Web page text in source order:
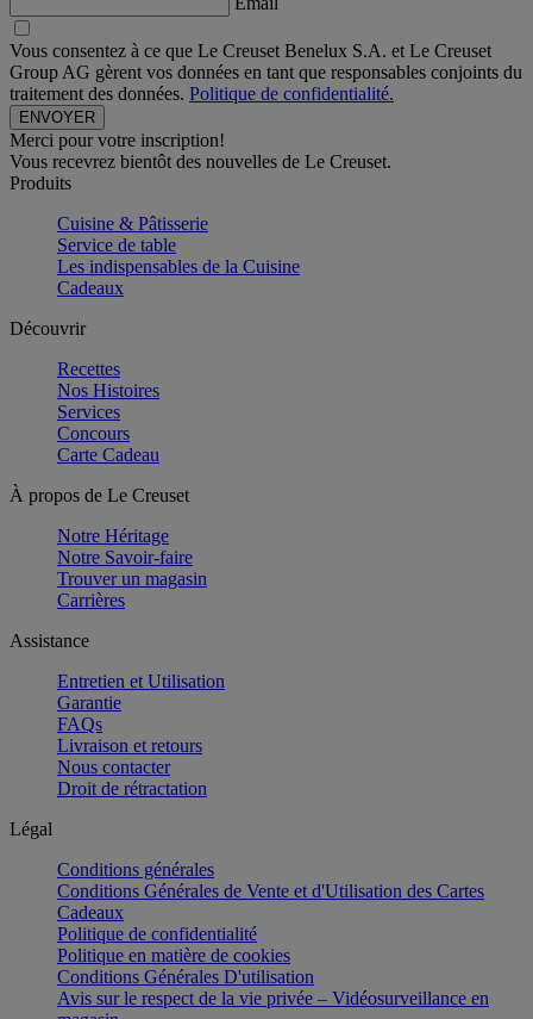
Vous consentez à ce que Le Creuset Benelux S.A. et Le Creuset
Group AG gèrent vos données en tant que responsables conjoints du
traitement des données. Politique de confidentialité.
Merci pour votre inscription!
Vous recevrez bientôt des nouvelles de Le Creuset.
Produits
Cuisine & Pâtisserie
Service de table
Les indispensables de la Cuisine
Cadeaux
Découvrir
Recettes
Nos Histoires
Services
Concours
Carte Cadeau
À propos de Le Creuset
Notre Héritage
Notre Savoir-faire
Trouver un magasin
Carrières
Assistance
Entretien et Utilisation
Garantie
FAQs
Livraison et retours
Nous contacter
Droit de rétractation
Légal
Conditions générales
Conditions Générales de Vente et d'Utilisation des Cartes
Cadeaux
Politique de confidentialité
Politique en matière de cookies
Conditions Générales D'utilisation
Avis sur le respect de la vie privée – Vidéosurveillance en